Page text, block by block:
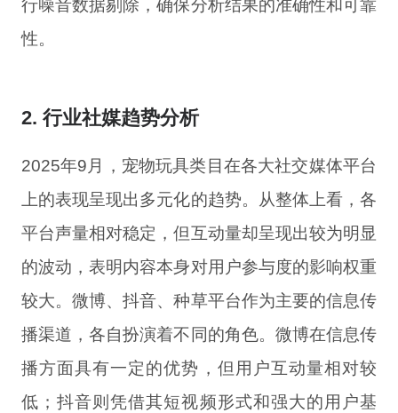
行噪音数据剔除，确保分析结果的准确性和可靠
性。
2. 行业社媒趋势分析
2025年9月，宠物玩具类目在各大社交媒体平台
上的表现呈现出多元化的趋势。从整体上看，各
平台声量相对稳定，但互动量却呈现出较为明显
的波动，表明内容本身对用户参与度的影响权重
较大。微博、抖音、种草平台作为主要的信息传
播渠道，各自扮演着不同的角色。微博在信息传
播方面具有一定的优势，但用户互动量相对较
低；抖音则凭借其短视频形式和强大的用户基